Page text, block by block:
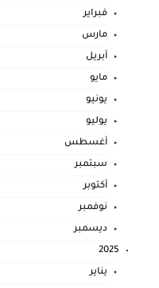
فبراير
مارس
أبريل
مايو
يونيو
يوليو
أغسطس
سبتمبر
أكتوبر
نوفمبر
ديسمبر
2025
يناير